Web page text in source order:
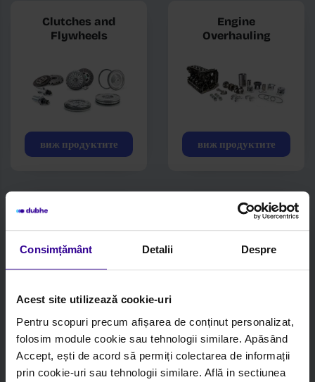
Consimțământ Detalii Despre
Acest site utilizează cookie-uri
Pentru scopuri precum afișarea de conținut personalizat,
folosim module cookie sau tehnologii similare. Apăsând
Accept, ești de acord să permiți colectarea de informații
prin cookie-uri sau tehnologii similare. Află in sectiunea
Clutches and
Flywheels
виж продуктите
Engine
Overhauling
виж продуктите
виж продуктите
Oil Pumps and
виж продуктите